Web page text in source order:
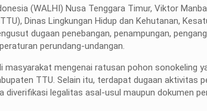
(WALHI) Nusa Tenggara Timur, Viktor
Dinas Lingkungan Hidup dan Kehutanan,
dugaan penebangan, penampungan,
perundang-undangan.
mengenai ratusan pohon sonokeling
TTU. Selain itu, terdapat dugaan aktivitas
legalitas asal-usul maupun dokumen